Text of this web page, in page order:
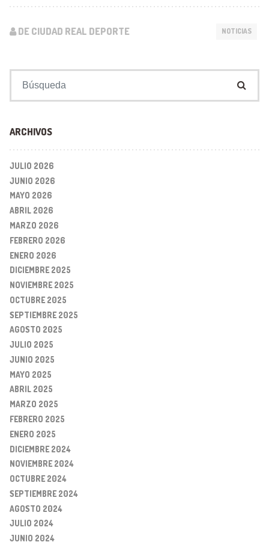
DE CIUDAD REAL DEPORTE NOTICIAS
ARCHIVOS
JULIO 2026
JUNIO 2026
MAYO 2026
ABRIL 2026
MARZO 2026
FEBRERO 2026
ENERO 2026
DICIEMBRE 2025
NOVIEMBRE 2025
OCTUBRE 2025
SEPTIEMBRE 2025
AGOSTO 2025
JULIO 2025
JUNIO 2025
MAYO 2025
ABRIL 2025
MARZO 2025
FEBRERO 2025
ENERO 2025
DICIEMBRE 2024
NOVIEMBRE 2024
OCTUBRE 2024
SEPTIEMBRE 2024
AGOSTO 2024
JULIO 2024
JUNIO 2024